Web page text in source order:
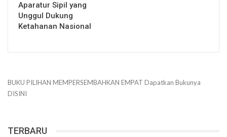
Aparatur Sipil yang
Unggul Dukung
Ketahanan Nasional
BUKU PILIHAN MEMPERSEMBAHKAN EMPAT Dapatkan Bukunya
DISINI
TERBARU